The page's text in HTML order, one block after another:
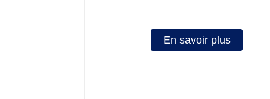
En savoir plus